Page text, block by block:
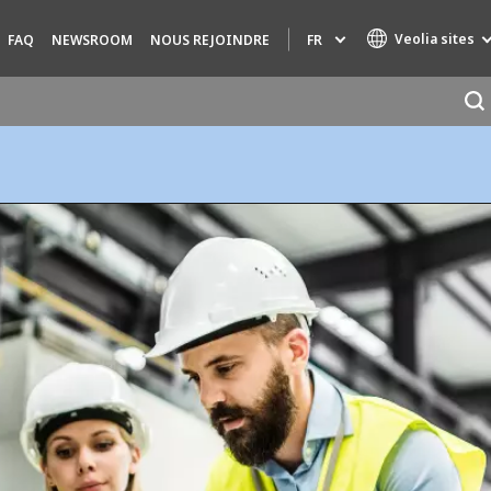
FAQ NEWSROOM NOUS REJOINDRE FR Veolia sites
AIR QUALITY
INGÉNIERIE & CONSEIL
HAZARDOUS WASTE EUROPE
INDUSTRIES GLOBAL SOLUTIONS
NUCLEAR SOLUTIONS
OFIS
SEDE BENELUX
VEOLIA AGRICULTURE